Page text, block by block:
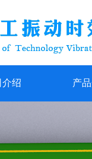
介绍 产